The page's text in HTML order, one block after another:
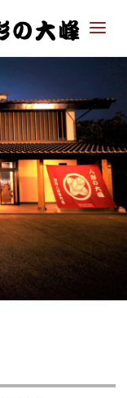
わた
の大
峰｜
ひな
人
形・
五月
人形
専門
店」